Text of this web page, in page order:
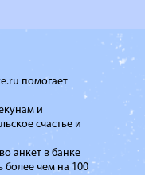
помогает
и
счастье и
анкет в банке
более чем на 100